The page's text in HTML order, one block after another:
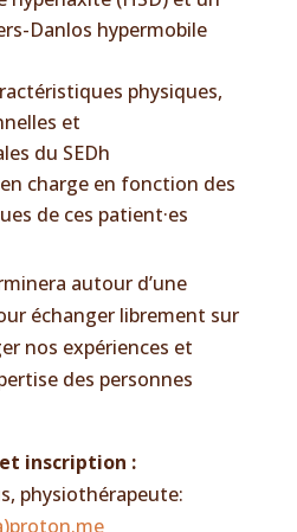
Danlos hypermobile
physiques,
et
du SEDh
charge en fonction des
de ces patient·es
autour d’une
échanger librement sur
nos expériences et
des personnes
inscription :
physiothérapeute: